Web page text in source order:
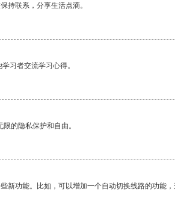
持联系，分享生活点滴。
习者交流学习心得。
的隐私保护和自由。
新功能。比如，可以增加一个自动切换线路的功能